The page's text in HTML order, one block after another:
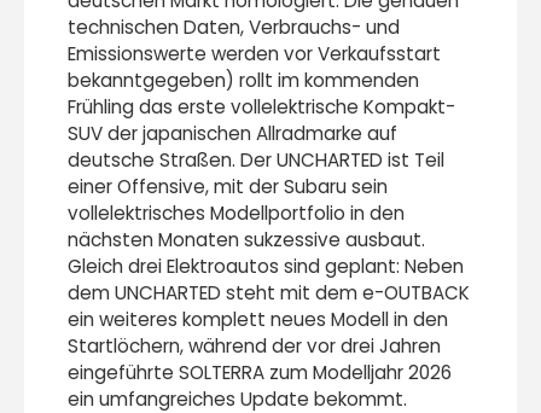
technischen Daten, Verbrauchs- und
Emissionswerte werden vor Verkaufsstart
bekanntgegeben) rollt im kommenden
Frühling das erste vollelektrische Kompakt-
SUV der japanischen Allradmarke auf
deutsche Straßen. Der UNCHARTED ist Teil
einer Offensive, mit der Subaru sein
vollelektrisches Modellportfolio in den
nächsten Monaten sukzessive ausbaut.
Gleich drei Elektroautos sind geplant: Neben
dem UNCHARTED steht mit dem e-OUTBACK
ein weiteres komplett neues Modell in den
Startlöchern, während der vor drei Jahren
eingeführte SOLTERRA zum Modelljahr 2026
ein umfangreiches Update bekommt.